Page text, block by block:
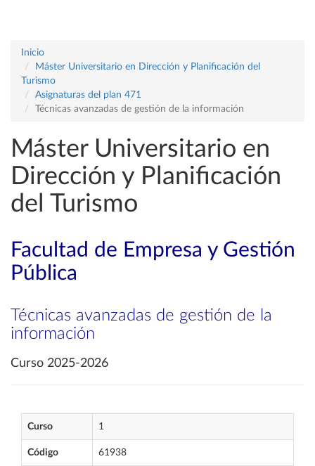
Inicio
Máster Universitario en Dirección y Planificación del
Turismo
Asignaturas del plan 471
Técnicas avanzadas de gestión de la información
Máster Universitario en
Dirección y Planificación
del Turismo
Facultad de Empresa y Gestión
Pública
Técnicas avanzadas de gestión de la
información
Curso 2025-2026
Curso 1
Código 61938